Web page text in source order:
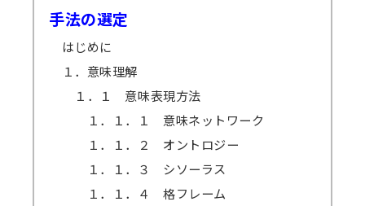
手法の選定
はじめに
１．意味理解
１．１ 意味表現方法
１．１．１ 意味ネットワーク
１．１．２ オントロジー
１．１．３ シソーラス
１．１．４ 格フレーム